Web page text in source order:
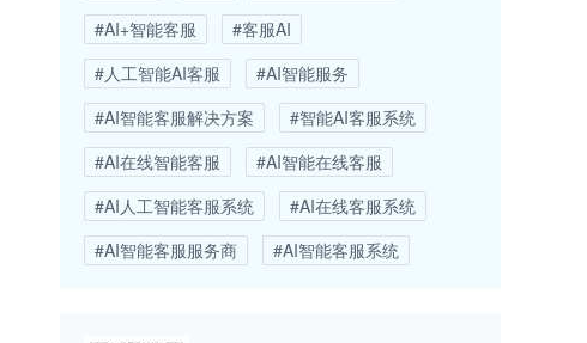
#AI+智能客服
#客服AI
#人工智能AI客服
#AI智能服务
#AI智能客服解决方案
#智能AI客服系统
#AI在线智能客服
#AI智能在线客服
#AI人工智能客服系统
#AI在线客服系统
#AI智能客服服务商
#AI智能客服系统